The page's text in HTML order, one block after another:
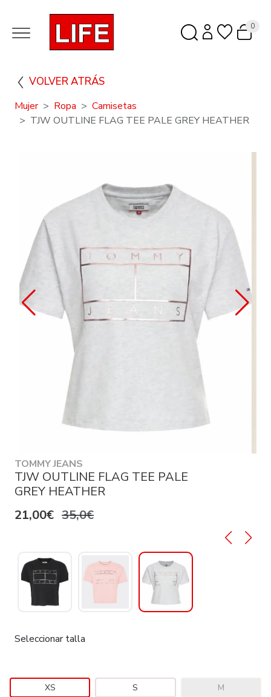
0
VOLVER ATRÁS
Mujer Ropa
Camisetas
TJW OUTLINE FLAG TEE PALE GREY HEATHER
TOMMY JEANS
TJW OUTLINE FLAG TEE PALE
GREY HEATHER
21,00€ 35,0€
Seleccionar talla
XS S M